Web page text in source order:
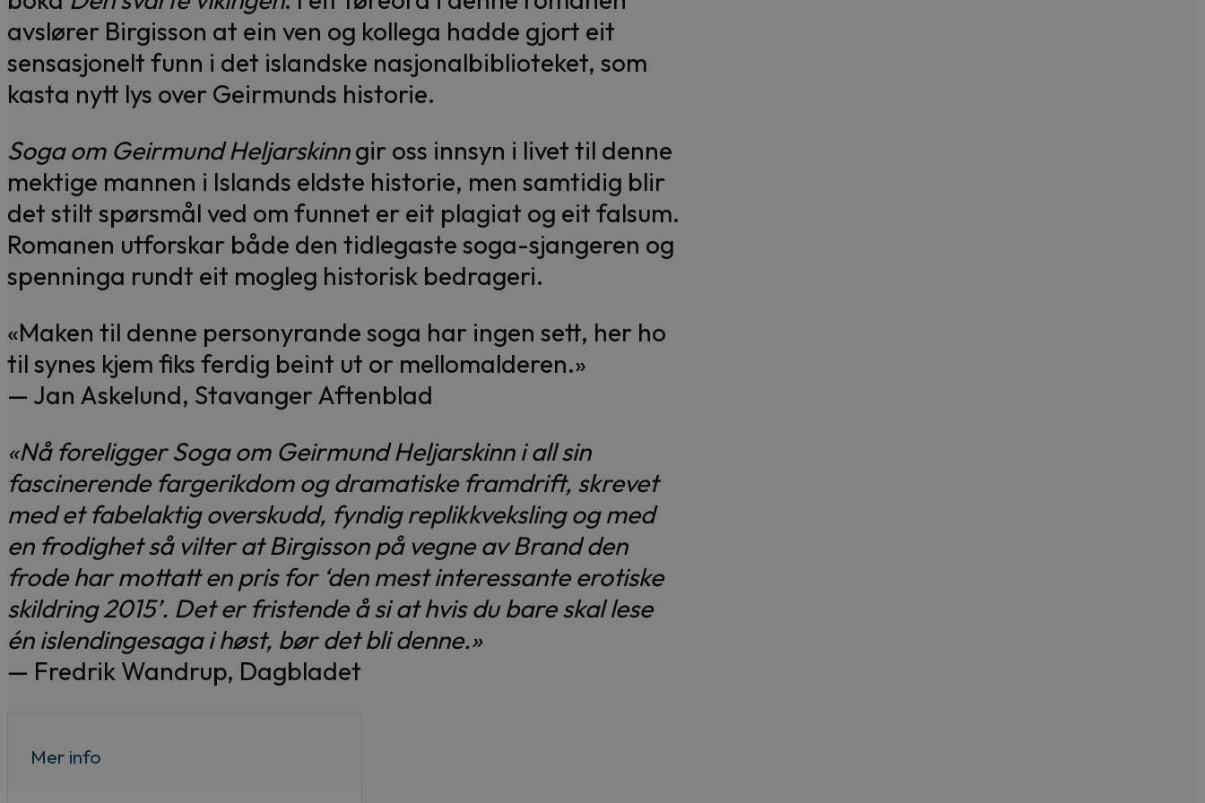
avslører Birgisson at ein ven og kollega hadde gjort eit
sensasjonelt funn i det islandske nasjonalbiblioteket, som
kasta nytt lys over Geirmunds historie.
Soga om Geirmund Heljarskinngir oss innsyn i livet til denne
mektige mannen i Islands eldste historie, men samtidig blir
det stilt spørsmål ved om funnet er eit plagiat og eit falsum.
Romanen utforskar både den tidlegaste soga-sjangeren og
spenninga rundt eit mogleg historisk bedrageri.
«Maken til denne personyrande soga har ingen sett, her ho
til synes kjem fiks ferdig beint ut or mellomalderen.»
— Jan Askelund, Stavanger Aftenblad
«Nå foreligger Soga om Geirmund Heljarskinn i all sin
fascinerende fargerikdom og dramatiske framdrift, skrevet
med et fabelaktig overskudd, fyndig replikkveksling og med
en frodighet så vilter at Birgisson på vegne av Brand den
frode har mottatt en pris for ‘den mest interessante erotiske
skildring 2015’. Det er fristende å si at hvis du bare skal lese
én islendingesaga i høst, bør det bli denne.»
— Fredrik Wandrup, Dagbladet
Mer info